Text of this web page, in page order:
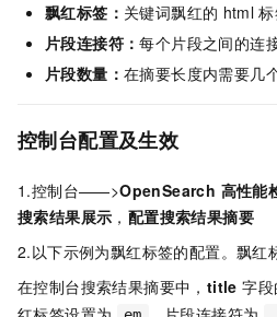
飘红标签： 关键词飘红的 html
片段连接符：每个片段之间的连
片段数量： 在摘要长度内需要几
控制台配置及生效
1.控制台——>OpenSearch 高性能
搜索结果展示 ， 配置搜索结果摘要
2.以下示例为飘红标签的配置。飘红
在控制台搜索结果摘要中， title 字